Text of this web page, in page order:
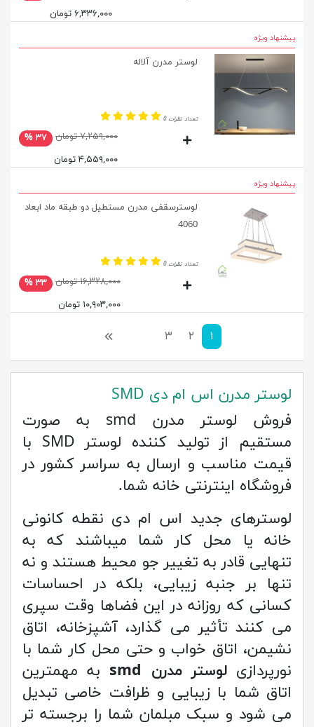
۶,۳۳۶,۰۰۰ تومان
پیشنهاد ویژه
لوستر مدرن آلاله
تعداد نظرات 0
۷,۲۵۹,۰۰۰ تومان
۳۷ %
۴,۵۵۹,۰۰۰ تومان
پیشنهاد ویژه
لوسترسقفی مدرن مستطیل دو طبقه ماد ابعاد
4060
تعداد نظرات 0
۱۶,۳۲۸,۰۰۰ تومان
۳۳ %
۱۰,۹۰۳,۰۰۰ تومان
۱ ۲ ۳ بعدی
لوستر مدرن اس ام دی SMD
فروش لوستر مدرن smd به صورت
مستقیم از تولید کننده لوستر SMD با
قیمت مناسب و ارسال به سراسر کشور در
فروشگاه اینترنتی خانه شما.
لوسترهای جدید اس ام دی نقطه کانونی
خانه یا محل کار شما میباشند که به
تنهایی قادر به تغییر جو محیط هستند و نه
تنها بر جنبه زیبایی، بلکه در احساسات
کسانی که روزانه در این فضاها وقت سپری
می کنند تأثیر می گذارد، آشپزخانه، اتاق
نشیمن، اتاق خواب و حتی محل کار شما با
نورپردازیلوستر مدرن smd
به مهمترین
اتاق شما با زیبایی و ظرافت خاصی تبدیل
می شود و سبک مبلمان شما را برجسته تر